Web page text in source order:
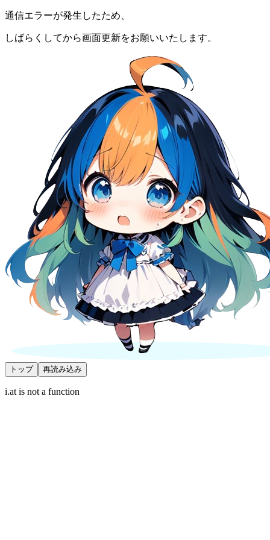
通信エラーが発生したため、
しばらくしてから画面更新をお願いいたします。
トップ 再読み込み
i.at is not a function